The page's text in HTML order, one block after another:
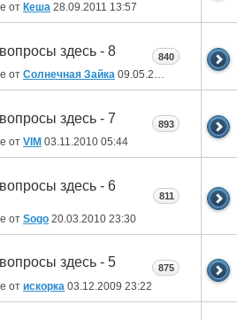
от Кеша 28.09.2011 13:57
здесь - 8
от Солнечная Зайка 09.05.2011
840
здесь - 7
от VIM 03.11.2010 05:44
893
здесь - 6
от Sogo 20.03.2010 23:30
811
здесь - 5
от искорка 03.12.2009 23:22
875